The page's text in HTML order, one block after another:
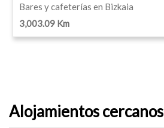
Bares y cafeterías en Bizkaia
3,003.09 Km
Alojamientos cercanos